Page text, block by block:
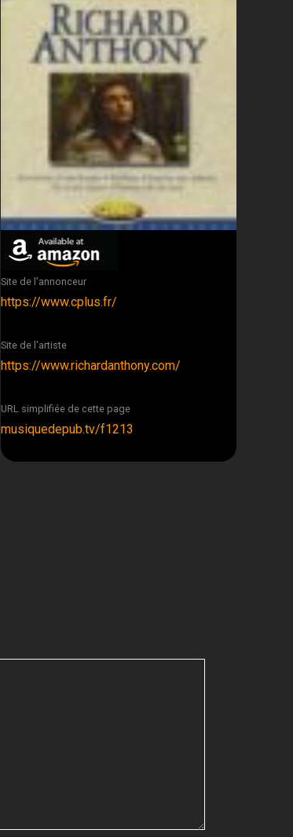
Site de l'annonceur
https://www.cplus.fr/
Site de l'artiste
https://www.richardanthony.com/
URL simplifiée de cette page
musiquedepub.tv/f1213